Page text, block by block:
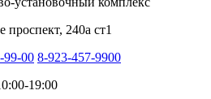
240а ст1
99-00 8-923-457-9900
19:00